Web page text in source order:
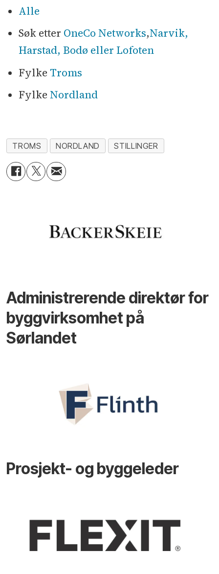
Alle
Søk etter OneCo Networks,Narvik,
Harstad, Bodø eller Lofoten
Fylke Troms
Fylke Nordland
TROMS NORDLAND STILLINGER
Administrerende direktør for
byggvirksomhet på
Sørlandet
Prosjekt- og byggeleder